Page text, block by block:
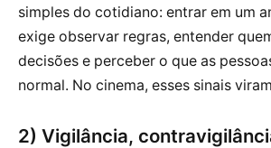
simples do cotidiano: entrar em um
exige observar regras, entender
decisões e perceber o que as
normal. No cinema, esses sinais
2) Vigilância,